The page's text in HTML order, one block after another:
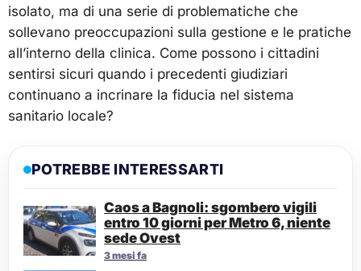
isolato, ma di una serie di problematiche che
sollevano preoccupazioni sulla gestione e le pratiche
all’interno della clinica. Come possono i cittadini
sentirsi sicuri quando i precedenti giudiziari
continuano a incrinare la fiducia nel sistema
sanitario locale?
POTREBBE INTERESSARTI
Caos a Bagnoli: sgombero vigili
entro 10 giorni per Metro 6, niente
sede Ovest
3 mesi fa